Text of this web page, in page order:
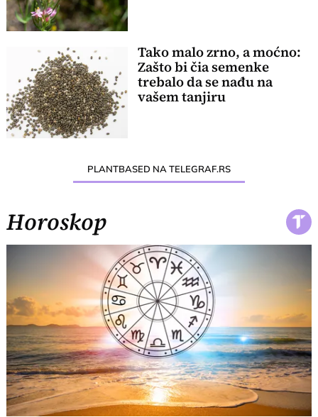
Tako malo zrno, a moćno:
Zašto bi čia semenke
trebalo da se nađu na
vašem tanjiru
PLANTBASED NA TELEGRAF.RS
Horoskop